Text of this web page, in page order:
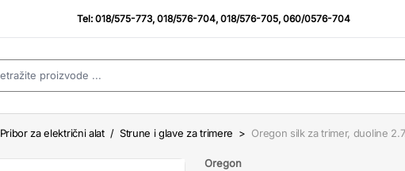
Tel:018/575-773,018/576-704,018/576-705,060/0576-704
Pribor za električni alat / Strune i glave za trimere > Oregon silk za trimer, duoline
Oregon